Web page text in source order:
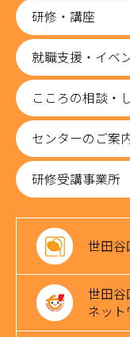
研修・講座
就職支援・イベ
こころの相談・
センターのご案
研修受講事業所
世田谷
世田谷
ネット